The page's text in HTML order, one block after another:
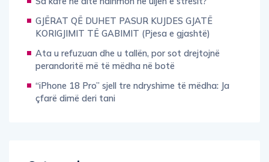
GJËRAT QË DUHET PASUR KUJDES GJATË
KORIGJIMIT TË GABIMIT (Pjesa e gjashtë)
Ata u refuzuan dhe u tallën, por sot drejtojnë
perandoritë më të mëdha në botë
“iPhone 18 Pro” sjell tre ndryshime të mëdha: Ja
çfarë dimë deri tani